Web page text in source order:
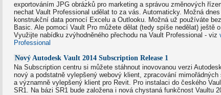
exportováním JPG obrázků pro marketing a správou změnových
nechat Vault Professional udělat to za vás. Automaticky. Možná
konstrukční data pomocí Excelu a Outlooku. Možná už používáte
Basic. Ale pomocí Vault Pro můžete dělat (tedy spíše nedělat) ještě
Využijte nabídku zvýhodněného přechodu na Vault Professional - viz
Professional
Nový Autodesk Vault 2014 Subscription Release 1
Na Subscription centru si můžete stáhnout inovovanou verzi
nový a podstatně vylepšený webový klient, zpracování
a významně vylepšený klient pro Revit. Pro instalaci do českého
SR1. Na bázi SR1 bude založena i nová chystaná funkčnost Vaultu